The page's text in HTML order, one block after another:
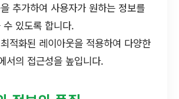
추가하여 사용자가 원하는 정보를
있도록 합니다.
적화된 레이아웃을 적용하여 다양한
서의 접근성을 높입니다.